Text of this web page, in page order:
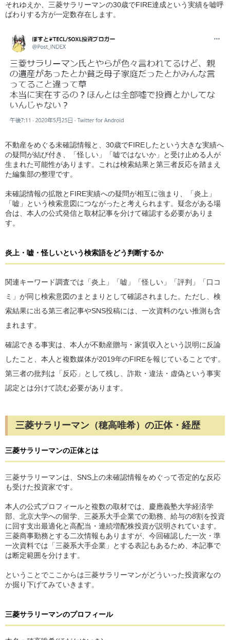
それゆえか、三菱サラリーマンの30歳でFIRE達成という実績を嘘呼
ばわりする方が一定数存在します。
不動産をめぐる未確認情報と、30歳でFIREしたという大きな実績へ
の疑問が結び付き、「怪しい」「嘘ではないか」と受け止める人が
生まれた可能性があります。これは検索結果と第三者反応を踏まえ
た編集部の整理です。
未確認情報の拡散とFIRE実績への疑問が相互に強まり、「炎上」
「嘘」という検索意図につながったと考えられます。疑念がある場
合は、本人の公式発信と取材記事を分けて確認する必要がありま
す。
炎上・嘘・怪しいという検索語をどう判断するか
関連キーワード調査では「炎上」「嘘」「怪しい」「評判」「口コ
ミ」が同じ検索意図のまとまりとして確認されました。ただし、検
索結果に出る第三者記事やSNS投稿には、一次資料のない推測も含
まれます。
確認できる事実は、本人が不動産贈与・家賃収入という説明に反論
したこと、本人と複数媒体が2019年のFIREを報じていることです。
第三者の批判は「反応」として残し、詐欺・違法・虚偽という事実
認定とは分けて読む必要があります。
三菱サラリーマン（穂高唯希）の正体・経歴
三菱サラリーマンの正体とは
三菱サラリーマンは、SNS上の未確認情報をめぐって否定的な反応
も受けた投資家です。
本人の公式プロフィールと複数の取材では、慶應義塾大学経済学
部、北京大学への留学、三菱系大手企業での勤務、給与の8割を投資
に回す支出最適化と高配当・連続増配株投資が説明されています。
三菱商事勤務とする二次情報もありますが、今回確認した一次・準
一次資料では「三菱系大手企業」とする表記もあるため、本記事で
は断定範囲を分けます。
ということでここからは三菱サラリーマンがどういった投資家なの
か掘り下げてみていきます。
三菱サラリーマンのプロフィール